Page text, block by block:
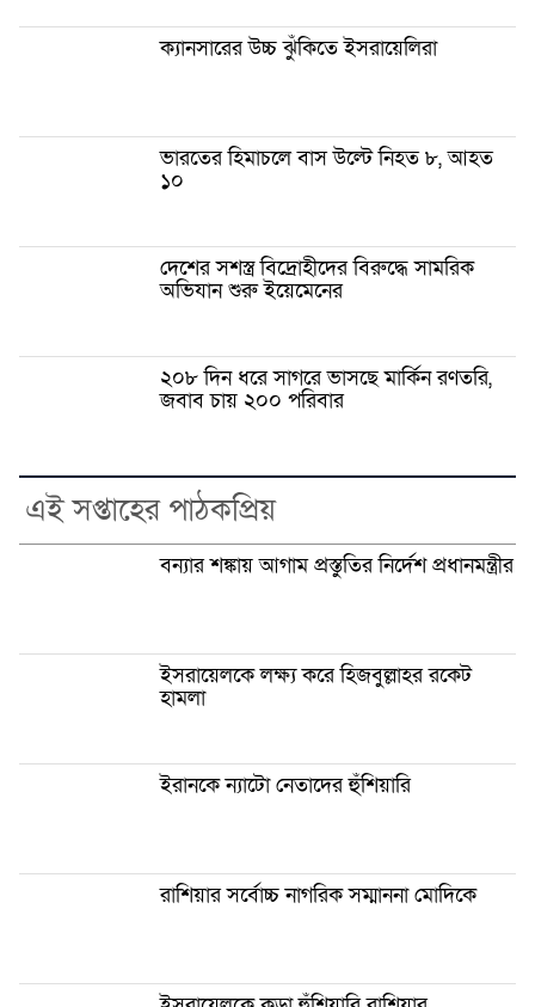
ক্যানসারের উচ্চ ঝুঁকিতে ইসরায়েলিরা
ভারতের হিমাচলে বাস উল্টে নিহত ৮, আহত
১০
দেশের সশস্ত্র বিদ্রোহীদের বিরুদ্ধে সামরিক
অভিযান শুরু ইয়েমেনের
২০৮ দিন ধরে সাগরে ভাসছে মার্কিন রণতরি,
জবাব চায় ২০০ পরিবার
এই সপ্তাহের পাঠকপ্রিয়
বন্যার শঙ্কায় আগাম প্রস্তুতির নির্দেশ প্রধানমন্ত্রীর
ইসরায়েলকে লক্ষ্য করে হিজবুল্লাহর রকেট
হামলা
ইরানকে ন্যাটো নেতাদের হুঁশিয়ারি
রাশিয়ার সর্বোচ্চ নাগরিক সম্মাননা মোদিকে